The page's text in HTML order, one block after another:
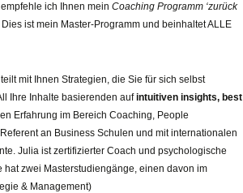
ich Ihnen meinCoaching Programm ‘zurück
ist mein Master-Programm und beinhaltet ALLE
mit Ihnen Strategien, die Sie für sich selbst
Ihre Inhalte basierenden aufintuitiven insights, best
Erfahrung im Bereich Coaching, People
an Business Schulen und mit internationalen
Julia ist zertifizierter Coach und psychologische
hat zwei Masterstudiengänge, einen davon im
& Management)